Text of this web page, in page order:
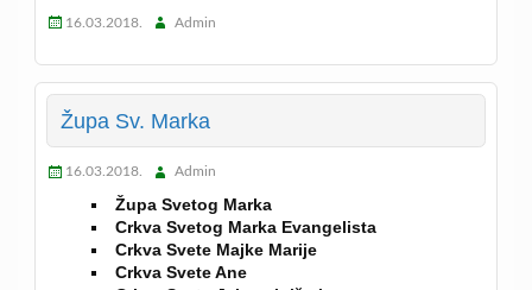
16.03.2018. Admin
Župa Sv. Marka
16.03.2018. Admin
Župa Svetog Marka
Crkva Svetog Marka Evangelista
Crkva Svete Majke Marije
Crkva Svete Ane